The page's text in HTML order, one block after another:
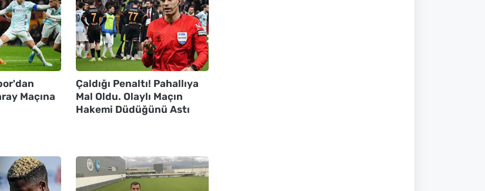
Maçına
Çaldığı Penaltı! Pahallıya
Mal Oldu. Olaylı Maçın
Hakemi Düdüğünü Astı